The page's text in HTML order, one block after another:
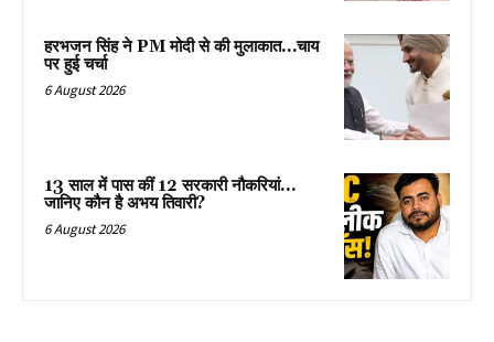
हरभजन सिंह ने PM मोदी से की मुलाकात…चाय
पर हुई चर्चा
6 August 2026
13 साल में पास कीं 12 सरकारी नौकरियां…
जान‍िए कौन है अभय तिवारी?
6 August 2026